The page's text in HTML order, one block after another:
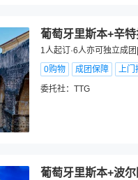
葡萄牙里斯本+辛
1人起订·6人亦可独立成
0购物
成团保障
上门
委托社： TTG
葡萄牙里斯本+波